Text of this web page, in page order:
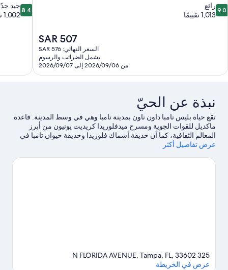
9.0
من
9.0 رائع
1,013 تقييمًا
السعر
الحالي
هو
SAR
507
SAR 507
السعر النهائي: SAR 576
يشمل الضرائب والرسوم
من 2026/09/06 إلى 2026/09/07
8.4
من
8.4 جيد
1,002 تقييم
نبذة عن الحيّ
تقع حياة بليس تامبا داون تاون بمدينة تامبا وهي في وسط المدينة. قاعدة
ماكديل للقوات الجوية ومسرح ميدفلوريدا كريديت يونيون من أبرز
المعالم الثقافية، كما أن حديقة أسماك فلوريدا وحديقة حيوان تامبا في
لوري بارك من أماكن الجذب السياحي الشهيرة في المنطقة.هل تطلع
أمالي أو استاد رايموند جامس.يحب النزلاء الموقع موقع مركزي الخاص
عرض تفاصيل أكثر
325 N FLORIDA AVENUE, Tampa, FL, 33602
عرض في الخريطة